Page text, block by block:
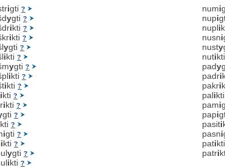
igti?
ygti?
ikti?
ikti?
ygti?
ikti?
ygti?
ikti?
ikti?
ikti?
ikti?
gti?
kti?
igti?
ikti?
ygti?
ikti?
numi
nupi
nupli
nusni
nusty
nuti
pady
padri
pakri
pali
pami
papi
pasiti
pasni
pati
patri